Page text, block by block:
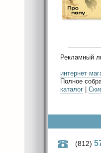
Рекламный
интернет
Полное
каталог
(812)